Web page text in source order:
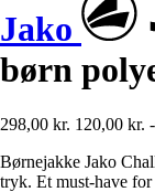
Jako
børn
298,00 kr. 120,00 kr.
Børnejakke Jako
tryk. Et must-have for